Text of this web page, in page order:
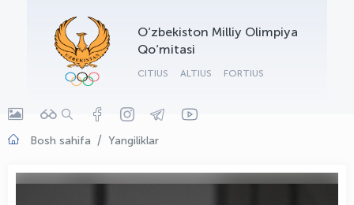
O‘zbekiston Milliy Olimpiya
Qo‘mitasi
CITIUS ALTIUS FORTIUS
Bosh sahifa Yangiliklar
OLYMPCHIK AI - yordamchi
Onlayn · olympic.uz